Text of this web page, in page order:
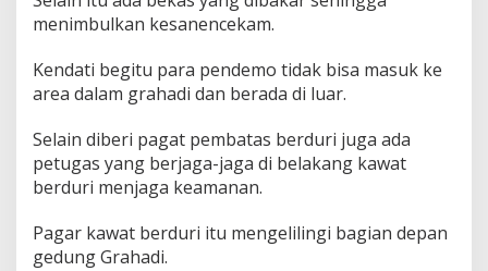
menimbulkan kesanencekam.
Kendati begitu para pendemo tidak bisa masuk ke
area dalam grahadi dan berada di luar.
Selain diberi pagat pembatas berduri juga ada
petugas yang berjaga-jaga di belakang kawat
berduri menjaga keamanan.
Pagar kawat berduri itu mengelilingi bagian depan
gedung Grahadi.